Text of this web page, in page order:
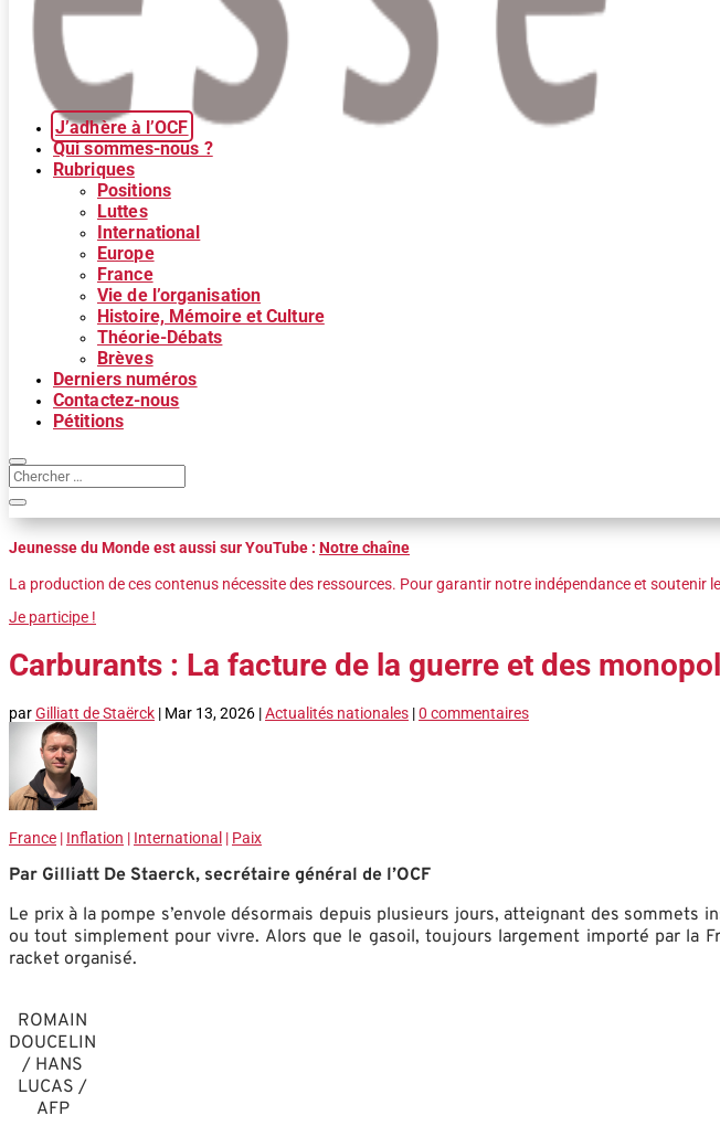
J’adhère à l’OCF
Qui sommes-nous ?
Rubriques
Positions
Luttes
International
Europe
France
Vie de l’organisation
Histoire, Mémoire et Culture
Théorie-Débats
Brèves
Derniers numéros
Contactez-nous
Pétitions
Jeunesse du Monde est aussi sur YouTube : Notre chaîne
La production de ces contenus nécessite des ressources. Pour garantir notre indépendance et
Je participe !
Carburants : La facture de la guerre et des
parGilliatt de Staërck | Mar 13, 2026 |Actualités nationales |0 commentaires
France | Inflation | International | Paix
Par Gilliatt De Staerck, secrétaire général de l’OCF
Le prix à la pompe s’envole désormais depuis plusieurs jours, atteignant des sommets
ou tout simplement pour vivre. Alors que le gasoil, toujours largement importé par la
racket organisé.
ROMAIN
DOUCELIN
/ HANS
LUCAS /
AFP